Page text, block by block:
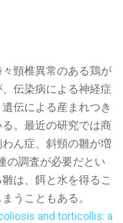
頸椎異常のある鶏が
伝染病による神経症
伝による産まれつき
。最近の研究では商
ん症、斜頸の雛が増
の調査が必要だとい
は、餌と水を得るこ
うこともある。
and torticollis: a